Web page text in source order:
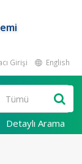
Girişi English
Detaylı Arama